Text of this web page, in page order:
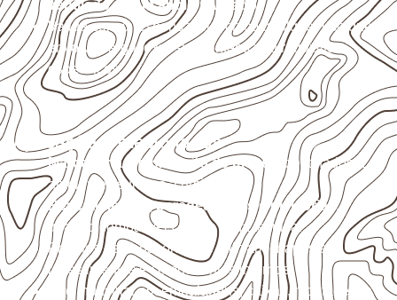
ventilado e com apoio nivelado.
Valide com o responsável técnico qualquer uso que
envolva carga, exposição intensa ou requisitos
específicos.
Aplicações relacionadas
Marcenaria e fabricação de móveis
destinados a
ambientes sujeitos à umidade.
Revestimentos, paredes, pisos e divisórias ,
quando compatíveis com a ficha técnica.
Projetos de transporte que utilizam chapas em
revestimentos e componentes internos.
Uso industrial em embalagens, caixas, montagem e